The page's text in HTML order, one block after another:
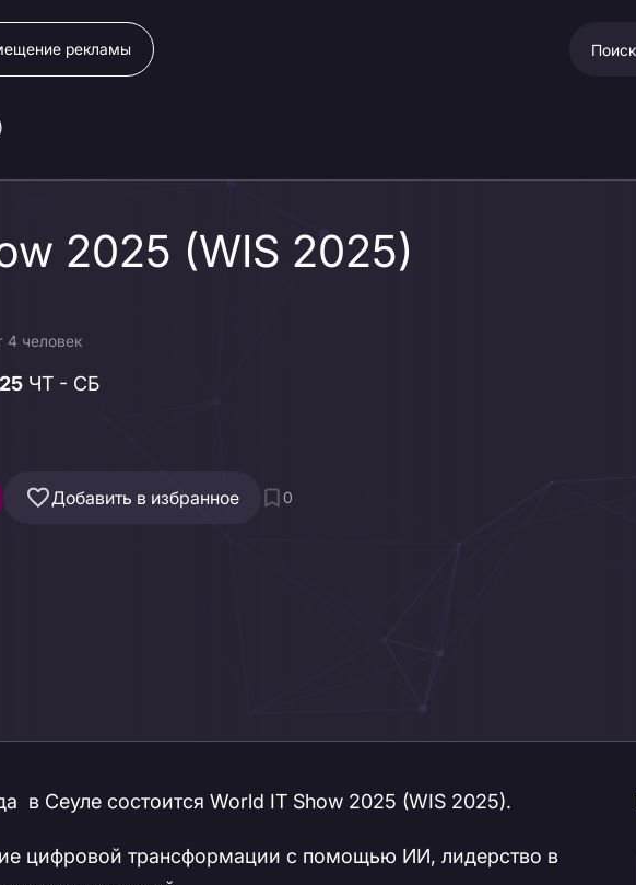
рекламы
2025 (WIS 2025)
4 человек
ЧТ - СБ
Добавить в избранное 0
в Сеуле состоится World IT Show 2025 (WIS 2025).
цифровой трансформации с помощью ИИ, лидерство в